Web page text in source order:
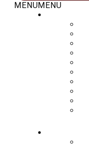
MENUMENU